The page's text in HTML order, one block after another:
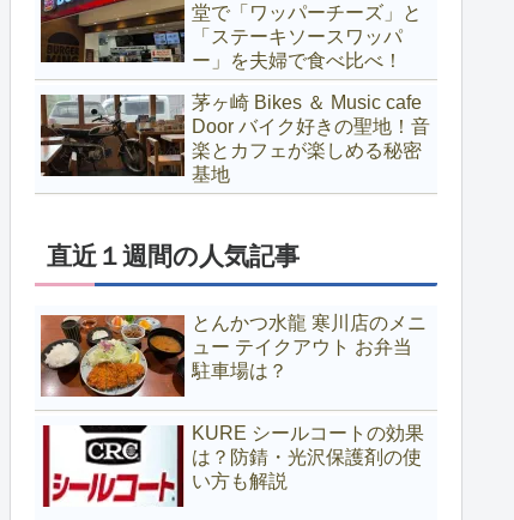
堂で「ワッパーチーズ」と
「ステーキソースワッパ
ー」を夫婦で食べ比べ！
茅ヶ崎 Bikes ＆ Music cafe
Door バイク好きの聖地！音
楽とカフェが楽しめる秘密
基地
直近１週間の人気記事
とんかつ水龍 寒川店のメニ
ュー テイクアウト お弁当
駐車場は？
KURE シールコートの効果
は？防錆・光沢保護剤の使
い方も解説